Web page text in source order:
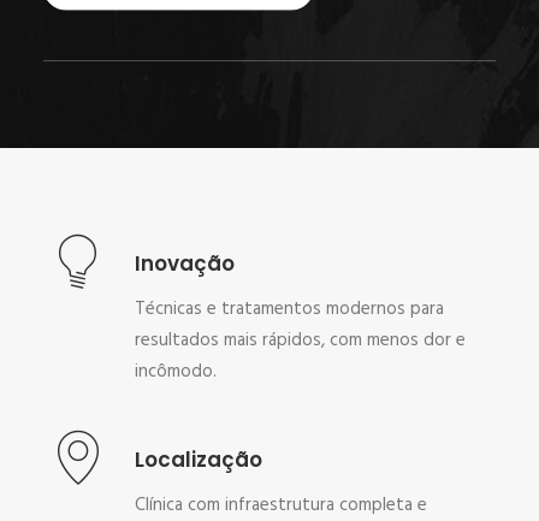
Inovação
Técnicas e tratamentos modernos para
resultados mais rápidos, com menos dor e
incômodo.
Localização
Clínica com infraestrutura completa e